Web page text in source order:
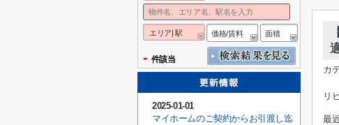
カ
リ
最
エリア| 駅 価格/賃料 面積
- 件該当
2025-01-01
マイホームのご契約からお引渡し迄